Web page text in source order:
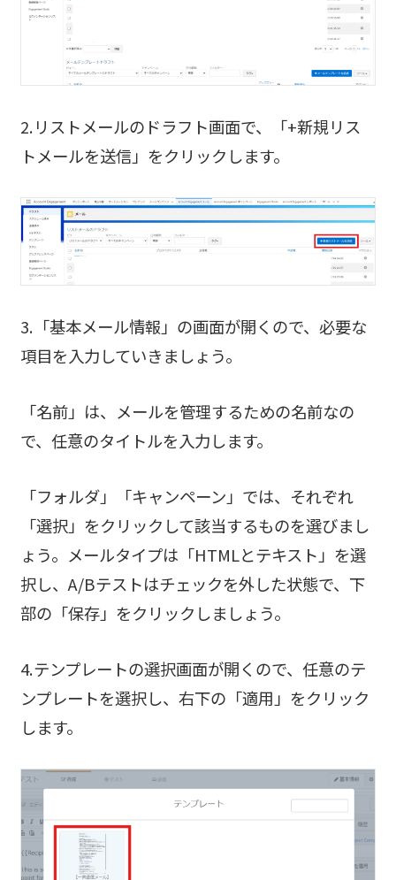
2.リストメールのドラフト画面で、「+新規リス
トメールを送信」をクリックします。
3.「基本メール情報」の画面が開くので、必要な
項目を入力していきましょう。
「名前」は、メールを管理するための名前なの
で、任意のタイトルを入力します。
「フォルダ」「キャンペーン」では、それぞれ
「選択」をクリックして該当するものを選びまし
ょう。メールタイプは「HTMLとテキスト」を選
択し、A/Bテストはチェックを外した状態で、下
部の「保存」をクリックしましょう。
4.テンプレートの選択画面が開くので、任意のテ
ンプレートを選択し、右下の「適用」をクリック
します。